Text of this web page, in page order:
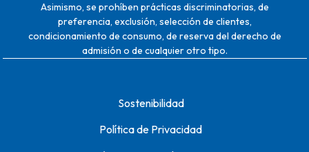
Asimismo, se prohíben prácticas discriminatorias, de
preferencia, exclusión, selección de clientes,
condicionamiento de consumo, de reserva del derecho de
admisión o de cualquier otro tipo.
Sostenibilidad
Política de Privacidad